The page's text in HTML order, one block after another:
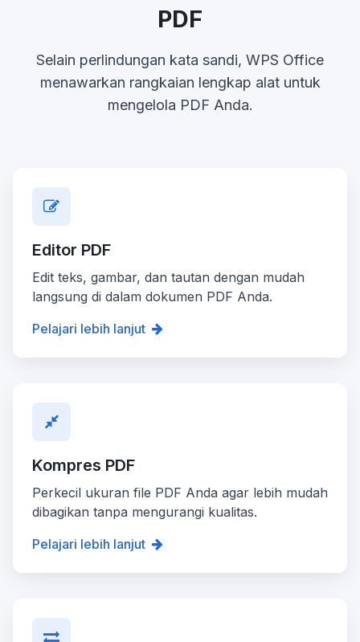
PDF
Selain perlindungan kata sandi, WPS Office
menawarkan rangkaian lengkap alat untuk
mengelola PDF Anda.
Editor PDF
Edit teks, gambar, dan tautan dengan mudah
langsung di dalam dokumen PDF Anda.
Pelajari lebih lanjut
Kompres PDF
Perkecil ukuran file PDF Anda agar lebih mudah
dibagikan tanpa mengurangi kualitas.
Pelajari lebih lanjut